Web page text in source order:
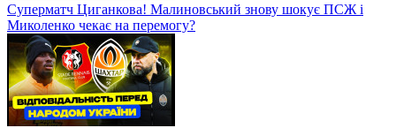
Суперматч Циганкова! Малиновський знову шокує ПСЖ і
Миколенко чекає на перемогу?